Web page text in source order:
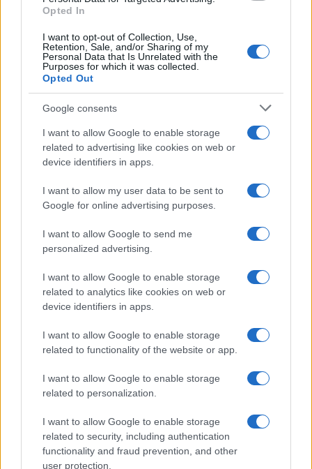
Opted In
I want to opt-out of Collection, Use,
Retention, Sale, and/or Sharing of my
Personal Data that Is Unrelated with the
Purposes for which it was collected.
Opted Out
Google consents
I want to allow Google to enable storage
related to advertising like cookies on web or
device identifiers in apps.
I want to allow my user data to be sent to
Google for online advertising purposes.
I want to allow Google to send me
personalized advertising.
I want to allow Google to enable storage
related to analytics like cookies on web or
device identifiers in apps.
I want to allow Google to enable storage
related to functionality of the website or app.
I want to allow Google to enable storage
related to personalization.
I want to allow Google to enable storage
related to security, including authentication
functionality and fraud prevention, and other
user protection.
Condividi l'articolo
F
a
ce
b
o
o
k
T
w
it
te
r
Pi
n
te
re
st
W
h
at
A
p
p
S
h
a
Articolo precedente
Prossimo articolo
Salvini al concerto per De Andrè, la nipote: “Mio
nonno gli avrebbe chiesto che cazzo ci faceva”
Stop ai cantieri privati a Olbia, nuove regole
anche a San Pantaleo
Rapina a Porto Rotondo, due uomini fermati dai
carabinieri
Auto prende fuoco sulla strada statale 125 a
Incidente sulla 125 a Olbia, due auto coinvolte: